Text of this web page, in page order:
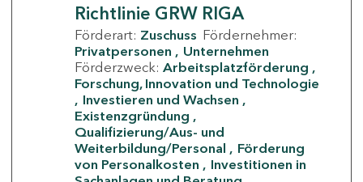
Richtlinie GRW RIGA
Förderart: Zuschuss Fördernehmer:
Privatpersonen
Unternehmen
Förderzweck: Arbeitsplatzförderung
Forschung, Innovation und Technologie
Investieren und Wachsen
Existenzgründung
Qualifizierung/Aus- und
Weiterbildung/Personal
Förderung
von Personalkosten
Investitionen in